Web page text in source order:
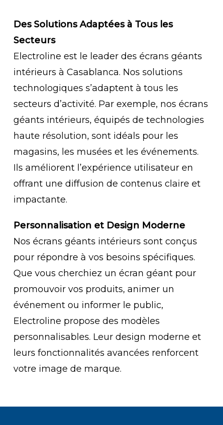
Des Solutions Adaptées à Tous les
Secteurs
Electroline est le leader des écrans géants
intérieurs à Casablanca. Nos solutions
technologiques s’adaptent à tous les
secteurs d’activité. Par exemple, nos écrans
géants intérieurs, équipés de technologies
haute résolution, sont idéals pour les
magasins, les musées et les événements.
Ils améliorent l’expérience utilisateur en
offrant une diffusion de contenus claire et
impactante.
Personnalisation et Design Moderne
Nos écrans géants intérieurs sont conçus
pour répondre à vos besoins spécifiques.
Que vous cherchiez un écran géant pour
promouvoir vos produits, animer un
événement ou informer le public,
Electroline propose des modèles
personnalisables. Leur design moderne et
leurs fonctionnalités avancées renforcent
votre image de marque.